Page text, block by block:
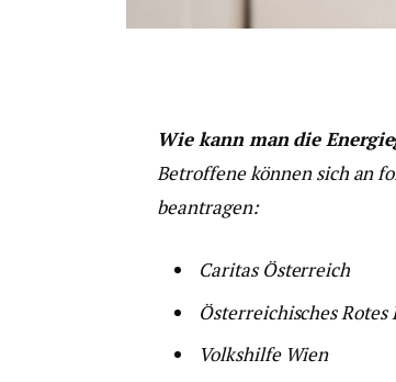
Wie kann man die
Betroffene können sich an
beantragen:
Caritas Österreich
Österreichisches Rotes
Volkshilfe Wien